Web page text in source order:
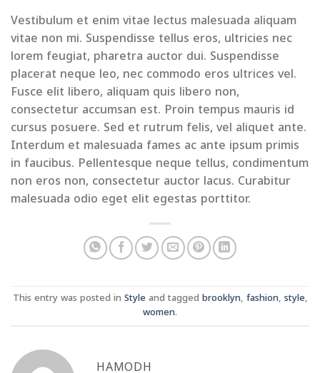
Vestibulum et enim vitae lectus malesuada aliquam
vitae non mi. Suspendisse tellus eros, ultricies nec
lorem feugiat, pharetra auctor dui. Suspendisse
placerat neque leo, nec commodo eros ultrices vel.
Fusce elit libero, aliquam quis libero non,
consectetur accumsan est. Proin tempus mauris id
cursus posuere. Sed et rutrum felis, vel aliquet ante.
Interdum et malesuada fames ac ante ipsum primis
in faucibus. Pellentesque neque tellus, condimentum
non eros non, consectetur auctor lacus. Curabitur
malesuada odio eget elit egestas porttitor.
This entry was posted in Style and tagged brooklyn, fashion, style,
women.
HAMODH